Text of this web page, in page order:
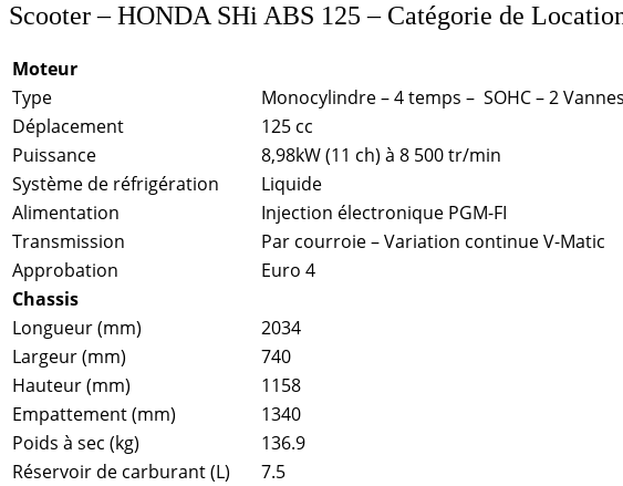
Scooter – HONDA SHi ABS 125 – Catégorie de
Moteur
Type
Monocylindre – 4 temps – SOHC – 2 Vannes
Déplacement
125 cc
Puissance
8,98kW (11 ch) à 8 500 tr/min
Système de réfrigération
Liquide
Alimentation
Injection électronique PGM-FI
Transmission
Par courroie – Variation continue V-Matic
Approbation
Euro 4
Chassis
Longueur (mm)
2034
Largeur (mm)
740
Hauteur (mm)
1158
Empattement (mm)
1340
Poids à sec (kg)
136.9
Réservoir de carburant (L)
7.5